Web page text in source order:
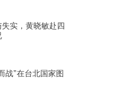
实，黄晓敏赴四
战”在台北国家图